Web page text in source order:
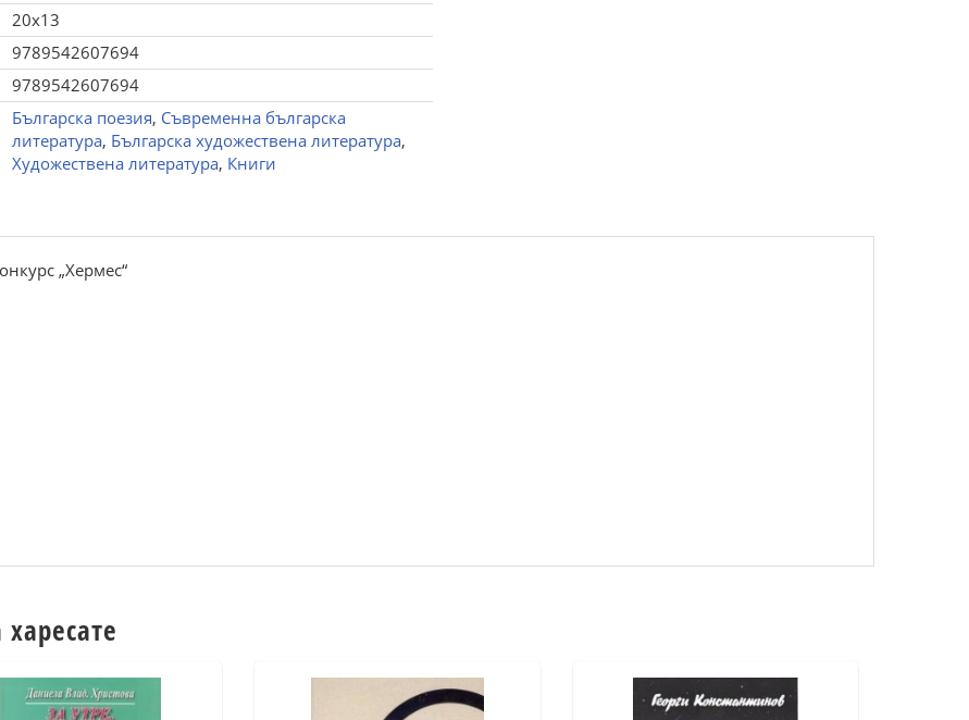
20x13
9789542607694
9789542607694
Българска поезия, Съвременна българска
литература, Българска художествена литература,
Художествена литература, Книги
„Хермес“